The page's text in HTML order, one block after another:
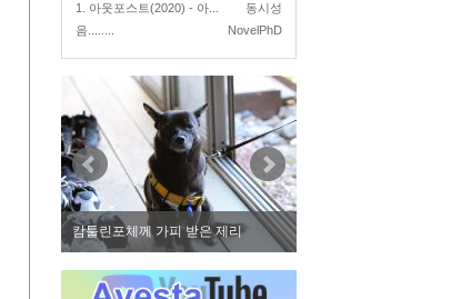
1. 아웃포스트(2020) - 아...
동시성
음........
NovelPhD
바로 먹을 수 있는 햄들